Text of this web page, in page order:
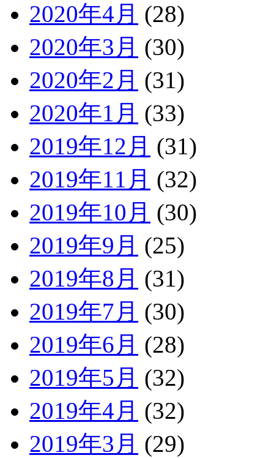
2020年4月 (28)
2020年3月 (30)
2020年2月 (31)
2020年1月 (33)
2019年12月 (31)
2019年11月 (32)
2019年10月 (30)
2019年9月 (25)
2019年8月 (31)
2019年7月 (30)
2019年6月 (28)
2019年5月 (32)
2019年4月 (32)
2019年3月 (29)